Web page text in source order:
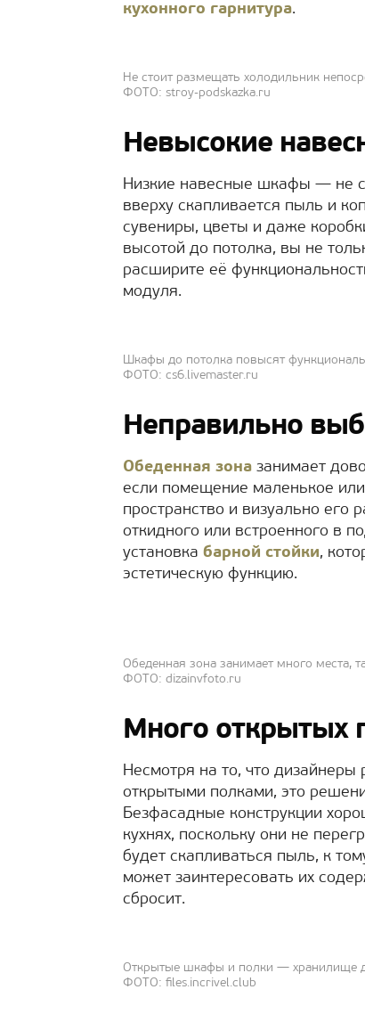
кухонного гарнитура.
Не стоит размещать холодильник
ФОТО: stroy-podskazka.ru
Невысокие
Низкие навесные шкафы — не
вверху скапливается пыль и
сувениры, цветы и даже
высотой до потолка, вы не
расширите её
модуля.
Шкафы до потолка повысят
ФОТО: cs6.livemaster.ru
Неправильно
Обеденная зона занимает
если помещение маленькое
пространство и визуально
откидного или встроенного в
установка барной стойки,
эстетическую функцию.
Обеденная зона занимает много места,
ФОТО: dizainvfoto.ru
Много открытых
Несмотря на то, что
открытыми полками, это
Безфасадные конструкции
кухнях, поскольку они не
будет скапливаться пыль, к
может заинтересовать их
сбросит.
Открытые шкафы и полки — хранилище
ФОТО: files.incrivel.club